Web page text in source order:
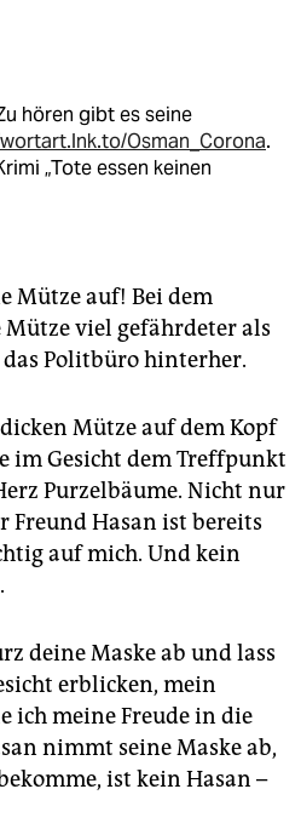
hören gibt es seine
Osman_Corona.
„Tote essen keinen
Mütze auf! Bei dem
viel gefährdeter als
Politbüro hinterher.
Mütze auf dem Kopf
im Gesicht dem Treffpunkt
Purzelbäume. Nicht nur
Freund Hasan ist bereits
auf mich. Und kein
deine Maske ab und lass
erblicken, mein
ich meine Freude in die
nimmt seine Maske ab,
ist kein Hasan –